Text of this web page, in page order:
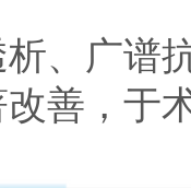
、广谱
善，于